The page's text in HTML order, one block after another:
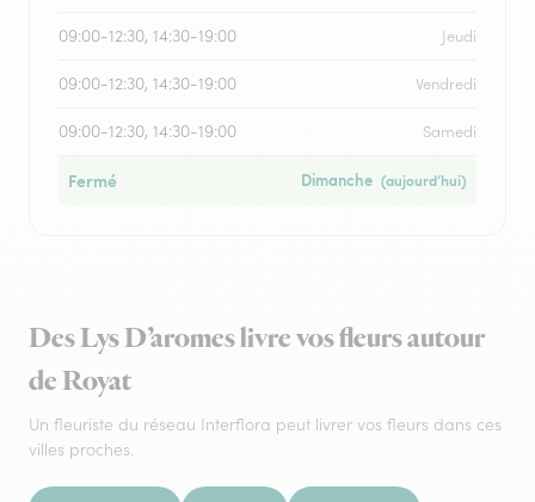
09:00-12:30, 14:30-19:00 Jeudi
09:00-12:30, 14:30-19:00 Vendredi
09:00-12:30, 14:30-19:00 Samedi
Fermé Dimanche (aujourd’hui)
Des Lys D’aromes livre vos fleurs autour
de Royat
Un fleuriste du réseau Interflora peut livrer vos fleurs dans ces
villes proches.